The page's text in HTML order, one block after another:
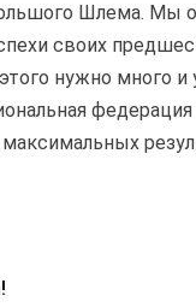
Шлема. Мы
своих
нужно много и